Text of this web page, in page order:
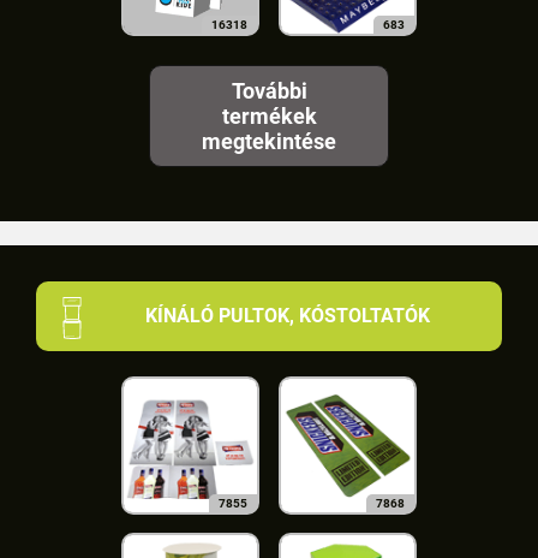
16318 683
További
termékek
megtekintése
KÍNÁLÓ PULTOK, KÓSTOLTATÓK
7855 7868